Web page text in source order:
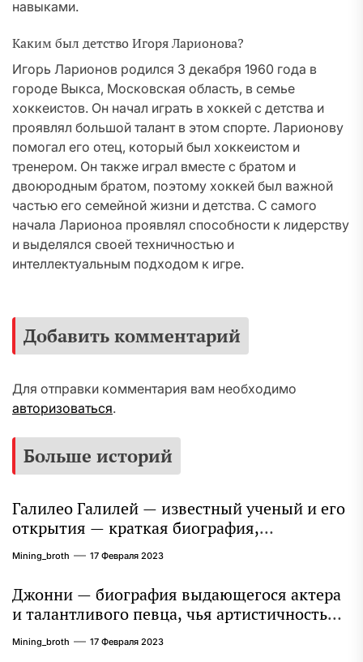
навыками.
Каким был детство Игоря Ларионова?
Игорь Ларионов родился 3 декабря 1960 года в
городе Выкса, Московская область, в семье
хоккеистов. Он начал играть в хоккей с детства и
проявлял большой талант в этом спорте. Ларионову
помогал его отец, который был хоккеистом и
тренером. Он также играл вместе с братом и
двоюродным братом, поэтому хоккей был важной
частью его семейной жизни и детства. С самого
начала Ларионоа проявлял способности к лидерству
и выделялся своей техничностью и
интеллектуальным подходом к игре.
Добавить комментарий
Для отправки комментария вам необходимо
авторизоваться.
Больше историй
Галилео Галилей — известный ученый и его
открытия — краткая биография,
достижения и вклад в науку
Mining_broth 17 Февраля 2023
Джонни — биография выдающегося актера
и талантливого певца, чья артистичность
захватывает миллионы сердец
Mining_broth 17 Февраля 2023